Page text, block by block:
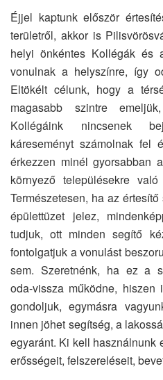
Éjjel kaptunk először
területről, akkor is
helyi önkéntes Kollégák és
vonulnak a helyszínre, így
Eltökélt célunk, hogy a
magasabb szintre
Kollégáink nincsenek
káreseményt számolnak
érkezzen minél gyorsabban
környező településekre
Természetesen, ha az
épülettüzet jelez,
tudjuk, ott minden segítő
fontolgatjuk a vonulást
sem. Szeretnénk, ha ez a
oda-vissza működne,
gondoljuk, egymásra
innen jöhet segítség, a
egyaránt. Ki kell használnunk
erősségeit, felszereléseit,